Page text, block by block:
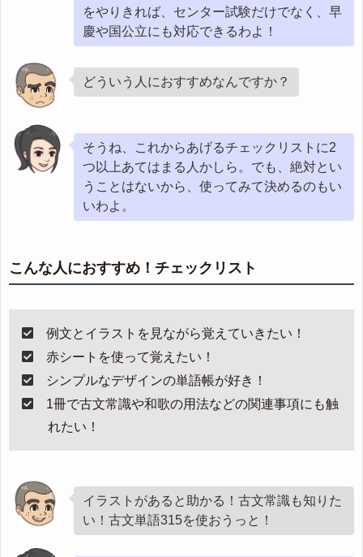
をやりきれば、センター試験だけでなく、早
慶や国公立にも対応できるわよ！
どういう人におすすめなんですか？
そうね、これからあげるチェックリストに2
つ以上あてはまる人かしら。でも、絶対とい
うことはないから、使ってみて決めるのもい
いわよ。
こんな人におすすめ！チェックリスト
例文とイラストを見ながら覚えていきたい！
赤シートを使って覚えたい！
シンプルなデザインの単語帳が好き！
1冊で古文常識や和歌の用法などの関連事項にも触
れたい！
イラストがあると助かる！古文常識も知りた
い！古文単語315を使おうっと！